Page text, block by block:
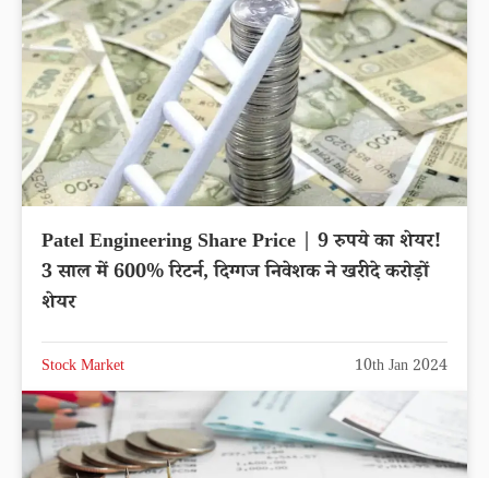
Patel Engineering Share Price | 9 रुपये का शेयर!
3 साल में 600% रिटर्न, दिग्गज निवेशक ने खरीदे करोड़ों
शेयर
Stock Market 10th Jan 2024